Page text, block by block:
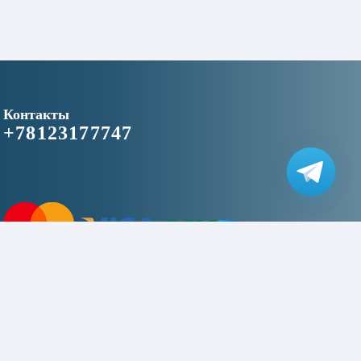
Контакты
+78123177747